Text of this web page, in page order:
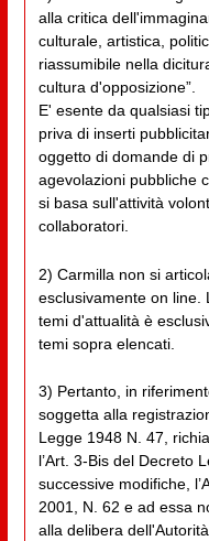
alla critica
culturale, artistica,
riassumibile nella
cultura d'opposizione”.
E' esente da qualsiasi
priva di inserti
oggetto di domande di
agevolazioni pubbliche
si basa sull'attività
collaboratori.
2) Carmilla non si
esclusivamente on line.
temi d'attualità è
temi sopra elencati.
3) Pertanto, in
soggetta alla
Legge 1948 N. 47,
l’Art. 3-Bis del Decreto
successive modifiche,
2001, N. 62 e ad essa
alla delibera